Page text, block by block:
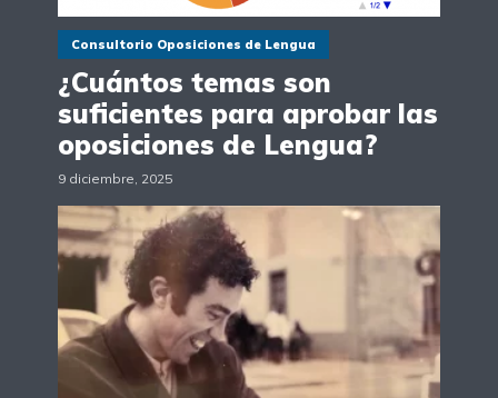
Consultorio Oposiciones de Lengua
¿Cuántos temas son
suficientes para aprobar las
oposiciones de Lengua?
9 diciembre, 2025